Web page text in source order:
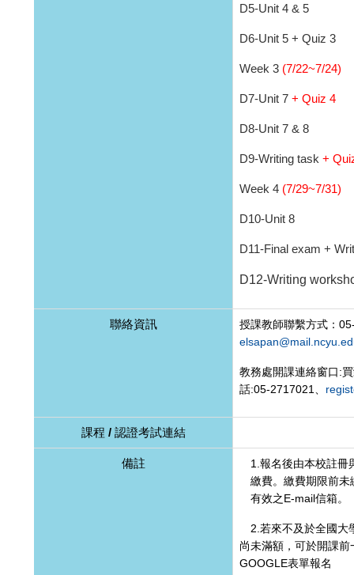
D5-Unit 4 & 5
D6-Unit 5 + Quiz 3
Week 3 (7/22~7/24)
D7-Unit 7 + Quiz 4
D8-Unit 7 & 8
D9-Writing task +
Week 4 (7/29~7/31)
D10-Unit 8
D11-Final exam +
D12-Writing
聯絡資訊
授課教師聯繫方式：
教務處開課連絡窗口:
話:05-2717021、
課程 / 認證考試連結
備註
1.報名後由本校註冊
繳費。繳費期限前
有效之E-mail信箱。
2.若來不及於全國大
尚未滿額，可於開課
GOOGLE表單報名